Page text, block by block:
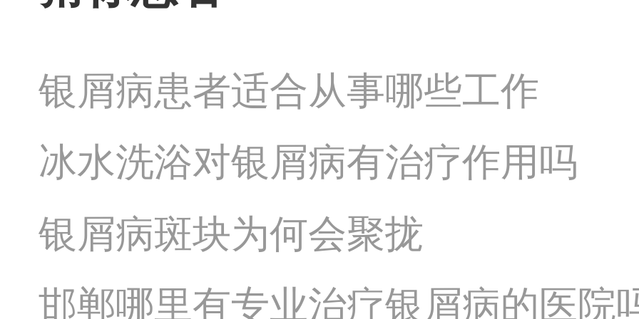
银屑病患者适合从事哪些工作
冰水洗浴对银屑病有治疗作用吗
银屑病斑块为何会聚拢
邯郸哪里有专业治疗银屑病的医院